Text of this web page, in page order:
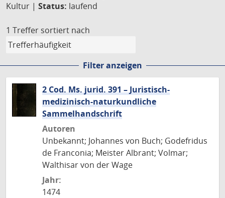
Kultur | Status: laufend
1 Treffer sortiert nach
Filter anzeigen
2 Cod. Ms. jurid. 391 – Juristisch-
medizinisch-naturkundliche
Sammelhandschrift
Autoren
Unbekannt; Johannes von Buch; Godefridus
de Franconia; Meister Albrant; Volmar;
Walthisar von der Wage
Jahr:
1474